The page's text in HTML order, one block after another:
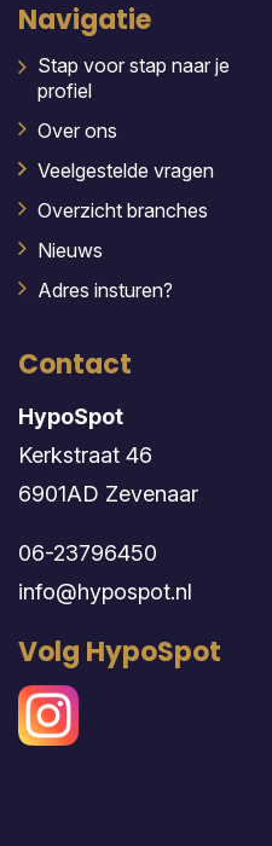
Navigatie
Stap voor stap naar je
profiel
Over ons
Veelgestelde vragen
Overzicht branches
Nieuws
Adres insturen?
Contact
HypoSpot
Kerkstraat 46
6901AD Zevenaar
06-23796450
info@hypospot.nl
Volg HypoSpot